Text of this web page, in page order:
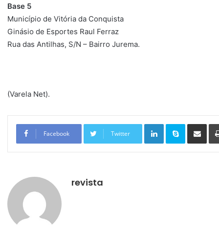
Base 5
Município de Vitória da Conquista
Ginásio de Esportes Raul Ferraz
Rua das Antilhas, S/N – Bairro Jurema.
(Varela Net).
Facebook Twitter
Linkedin Skype
revista